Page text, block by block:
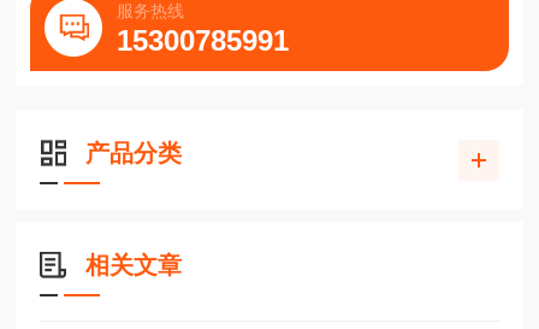
服务热线
15300785991
产品分类
相关文章